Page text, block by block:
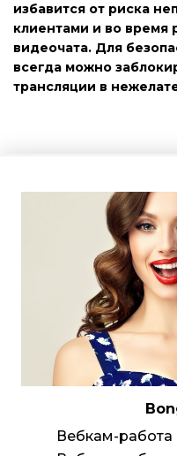
избавится от риска
клиентами и во время
видеочата. Для
всегда можно
трансляции в
Вебкам-работа